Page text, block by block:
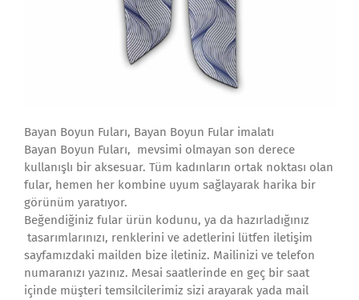
Bayan Boyun Fuları, Bayan Boyun Fular imalatı
Bayan Boyun Fuları, mevsimi olmayan son derece
kullanışlı bir aksesuar. Tüm kadınların ortak noktası olan
fular, hemen her kombine uyum sağlayarak harika bir
görünüm yaratıyor.
Beğendiğiniz fular ürün kodunu, ya da hazırladığınız
tasarımlarınızı, renklerini ve adetlerini lütfen iletişim
sayfamızdaki mailden bize iletiniz. Mailinizi ve telefon
numaranızı yazınız. Mesai saatlerinde en geç bir saat
içinde müşteri temsilcilerimiz sizi arayarak yada mail